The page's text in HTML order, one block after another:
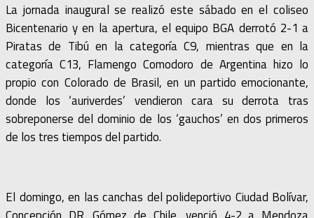
La jornada inaugural se realizó este sábado en el coliseo
Bicentenario y en la apertura, el equipo BGA derrotó 2-1 a
Piratas de Tibú en la categoría C9, mientras que en la
categoría C13, Flamengo Comodoro de Argentina hizo lo
propio con Colorado de Brasil, en un partido emocionante,
donde los ‘auriverdes’ vendieron cara su derrota tras
sobreponerse del dominio de los ‘gauchos’ en dos primeros
de los tres tiempos del partido.
El domingo, en las canchas del polideportivo Ciudad Bolívar,